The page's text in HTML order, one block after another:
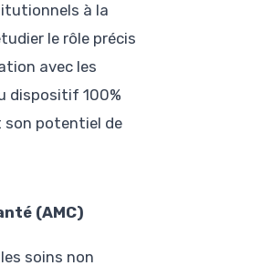
à la
le rôle précis
avec les
dispositif 100%
son potentiel de
(AMC)
soins non